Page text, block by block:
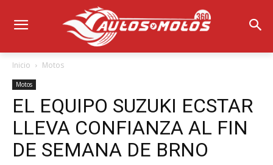
Inicio Motos
Motos
EL EQUIPO SUZUKI ECSTAR
LLEVA CONFIANZA AL FIN
DE SEMANA DE BRNO